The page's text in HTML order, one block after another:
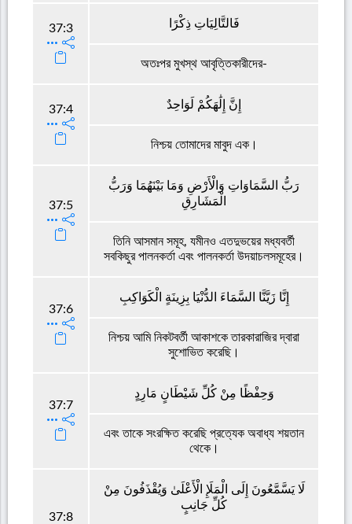
37:3 فَالتَّالِيَاتِ ذِكْرًا
অতঃপর মুখস্থ আবৃত্তিকারীদের-
37:4 إِنَّ إِلَٰهَكُمْ لَوَاحِدٌ
নিশ্চয় তোমাদের মাবুদ এক।
37:5
رَبُّ السَّمَاوَاتِ وَالْأَرْضِ وَمَا بَيْنَهُمَا وَرَبُّ
الْمَشَارِقِ
তিনি আসমান সমূহ, যমীনও এতদুভয়ের মধ্যবর্তী
সবকিছুর পালনকর্তা এবং পালনকর্তা উদয়াচলসমূহের।
37:6
إِنَّا زَيَّنَّا السَّمَاءَ الدُّنْيَا بِزِينَةٍ الْكَوَاكِبِ
নিশ্চয় আমি নিকটবর্তী আকাশকে তারকারাজির দ্বারা
সুশোভিত করেছি।
37:7
وَحِفْظًا مِنْ كُلِّ شَيْطَانٍ مَارِدٍ
এবং তাকে সংরক্ষিত করেছি প্রত্যেক অবাধ্য শয়তান
থেকে।
37:8
لَا يَسَّمَّعُونَ إِلَى الْمَلَإِ الْأَعْلَىٰ وَيُقْذَفُونَ مِنْ
كُلِّ جَانِبٍ